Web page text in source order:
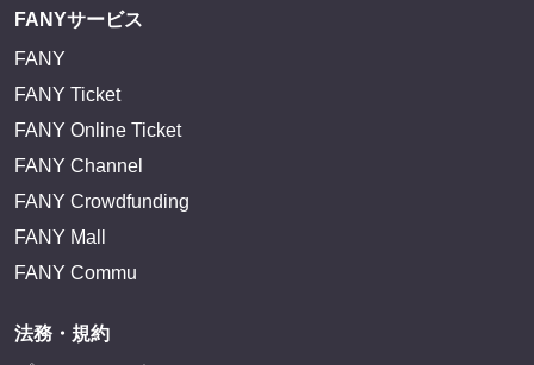
FANYサービス
FANY
FANY Ticket
FANY Online Ticket
FANY Channel
FANY Crowdfunding
FANY Mall
FANY Commu
法務・規約